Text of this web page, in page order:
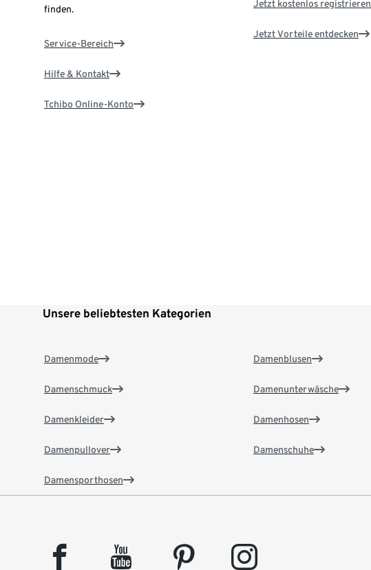
finden.
Service-Bereich
Hilfe & Kontakt
Tchibo Online-Konto
Jetzt kostenlos registrieren
Jetzt Vorteile entdecken
Unsere beliebtesten Kategorien
Damenmode
Damenschmuck
Damenkleider
Damenpullover
Damensporthosen
Damenblusen
Damenunterwäsche
Damenhosen
Damenschuhe
facebook youtube pinterest instagram